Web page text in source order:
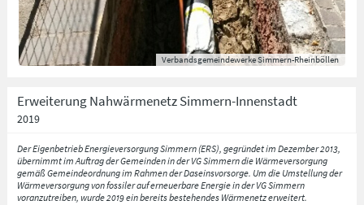
Verbandsgemeindewerke Simmern-Rheinböllen
Erweiterung Nahwärmenetz Simmern-Innenstadt
2019
Der Eigenbetrieb Energieversorgung Simmern (ERS), gegründet im Dezember 2013,
übernimmt im Auftrag der Gemeinden in der VG Simmern die Wärmeversorgung
gemäß Gemeindeordnung im Rahmen der Daseinsvorsorge. Um die Umstellung der
Wärmeversorgung von fossiler auf erneuerbare Energie in der VG Simmern
voranzutreiben, wurde 2019 ein bereits bestehendes Wärmenetz erweitert.